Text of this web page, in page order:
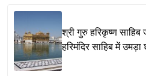
श्री गुरु हरिकृष्ण साहिब
हरिमंदिर साहिब में